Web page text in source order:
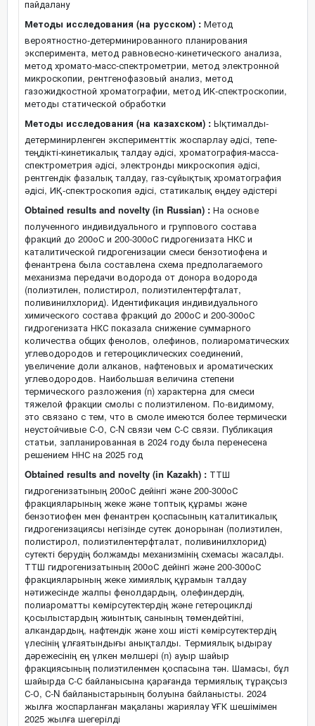
пайдалану
Методы исследования (на русском) : Метод
вероятностно-детерминированного планирования
эксперимента, метод равновесно-кинетического анализа,
метод хромато-масс-спектрометрии, метод электронной
микроскопии, рентгенофазовый анализ, метод
газожидкостной хроматографии, метод ИК-спектроскопии,
методы статической обработки
Методы исследования (на казахском) : Ықтималды-
детерминирленген эксперименттік жоспарлау әдісі, тепе-
теңдікті-кинетикалық талдау әдісі, хроматография-масса-
спектрометрия әдісі, электронды микроскопия әдісі,
рентгендік фазалық талдау, газ-сұйықтық хроматография
әдісі, ИҚ-спектроскопия әдісі, статикалық өңдеу әдістері
Obtained results and novelty (in Russian) : На основе
полученного индивидуального и группового состава
фракций до 200оС и 200-300оС гидрогенизата НКС и
каталитической гидрогенизации смеси бензотиофена и
фенантрена была составлена схема предполагаемого
механизма передачи водорода от донора водорода
(полиэтилен, полистирол, полиэтилентерфталат,
поливинилхлорид). Идентификация индивидуального
химического состава фракций до 200оС и 200-300оС
гидрогенизата НКС показала снижение суммарного
количества общих фенолов, олефинов, полиароматических
углеводородов и гетероциклических соединений,
увеличение доли алканов, нафтеновых и ароматических
углеводородов. Наибольшая величина степени
термического разложения (n) характерна для смеси
тяжелой фракции смолы с полиэтиленом. По-видимому,
это связано с тем, что в смоле имеются более термически
неустойчивые С-О, С-N связи чем С-С связи. Публикация
статьи, запланированная в 2024 году была перенесена
решением ННС на 2025 год
Obtained results and novelty (in Kazakh) : ТТШ
гидрогенизатының 200оС дейінгі және 200-300оС
фракцияларының жеке және топтық құрамы және
бензотиофен мен фенантрен қоспасының каталитикалық
гидрогенизациясы негізінде сутек донорынан (полиэтилен,
полистирол, полиэтилентерфталат, поливинилхлорид)
сутекті берудің болжамды механизмінің схемасы жасалды.
ТТШ гидрогенизатының 200оС дейінгі және 200-300оС
фракцияларының жеке химиялық құрамын талдау
нәтижесінде жалпы фенолдардың, олефиндердің,
полиароматты көмірсутектердің және гетероциклді
қосылыстардың жиынтық санының төмендейтіні,
алкандардың, нафтендік және хош иісті көмірсутектердің
үлесінің ұлғаятындығы анықталды. Термиялық ыдырау
дәрежесінің ең үлкен мөлшері (n) ауыр шайыр
фракциясының полиэтиленмен қоспасына тән. Шамасы, бұл
шайырда С-С байланысына қарағанда термиялық тұрақсыз
С-О, С-N байланыстарының болуына байланысты. 2024
жылға жоспарланған мақаланы жариялау ҰҒК шешімімен
2025 жылға шегерілді